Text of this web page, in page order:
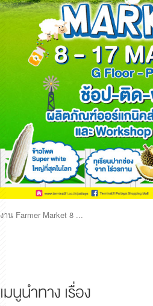
งาน Farmer Market 8 ...
เมนูนำทาง เรื่อง